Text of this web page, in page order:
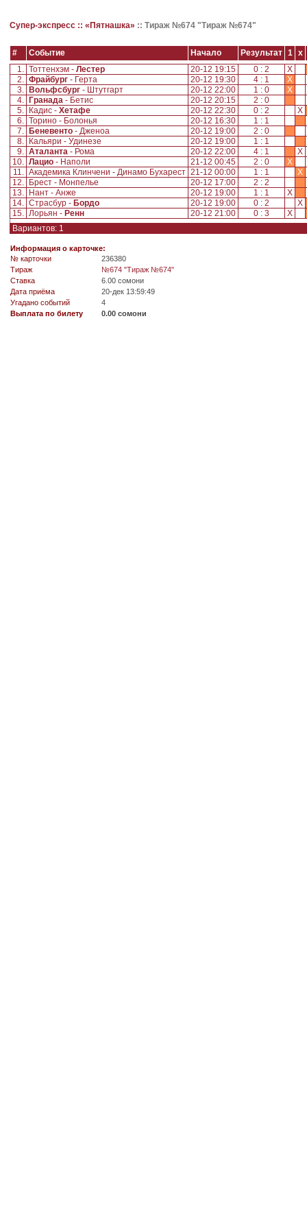
Супер-экспресс :: «Пятнашка» :: Тираж №674 "Тираж №674"
# Событие Начало Результат 1
x
1. Тоттенхэм - Лестер 20-12 19:15 0 : 2
X
2. Фрайбург - Герта 20-12 19:30 4 : 1
X
3.
Вольфсбург - Штутгарт 20-12 22:00 1 : 0
X
4.
Гранада - Бетис 20-12 20:15 2 : 0
5.
Кадис - Хетафе 20-12 22:30 0 : 2
X
6. Торино - Болонья 20-12 16:30 1 : 1
7.
Беневенто - Дженоа 20-12 19:00 2 : 0
8.
Кальяри - Удинезе 20-12 19:00 1 : 1
9. Аталанта - Рома 20-12 22:00 4 : 1
X
10. Лацио - Наполи 21-12 00:45 2 : 0
X
11. Академика Клинчени - Динамо Бухарест 21-12 00:00 1 : 1
X
12.
Брест - Монпелье 20-12 17:00 2 : 2
13.
Нант - Анже 20-12 19:00 1 : 1
X
14. Страсбур - Бордо 20-12 19:00 0 : 2
X
15. Лорьян - Ренн 20-12 21:00 0 : 3
X
Вариантов: 1
Информация о карточке:
№ карточки
236380
Tираж
№674 "Тираж №674"
Ставка
6.00 сомони
Дата приёма
20-дек 13:59:49
Угадано событий
4
Выплата по билету
0.00 сомони